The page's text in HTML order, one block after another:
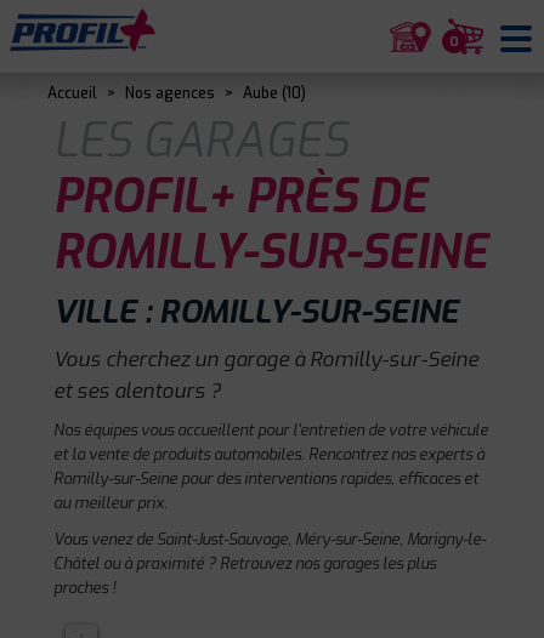
0
Accueil > Nos agences > Aube (10)
LES GARAGES
PROFIL+ PRÈS DE
ROMILLY-SUR-SEINE
VILLE : ROMILLY-SUR-SEINE
Vous cherchez un garage à Romilly-sur-Seine
et ses alentours ?
Nos équipes vous accueillent pour l'entretien de votre véhicule
et la vente de produits automobiles. Rencontrez nos experts à
Romilly-sur-Seine pour des interventions rapides, efficaces et
au meilleur prix.
Vous venez de Saint-Just-Sauvage, Méry-sur-Seine, Marigny-le-
Châtel ou à proximité ? Retrouvez nos garages les plus
proches !